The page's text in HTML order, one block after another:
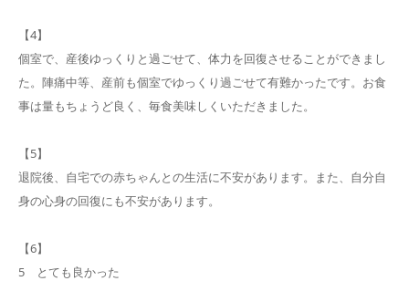
【4】
個室で、産後ゆっくりと過ごせて、体力を回復させることができまし
た。陣痛中等、産前も個室でゆっくり過ごせて有難かったです。お食
事は量もちょうど良く、毎食美味しくいただきました。
【5】
退院後、自宅での赤ちゃんとの生活に不安があります。また、自分自
身の心身の回復にも不安があります。
【6】
5 とても良かった